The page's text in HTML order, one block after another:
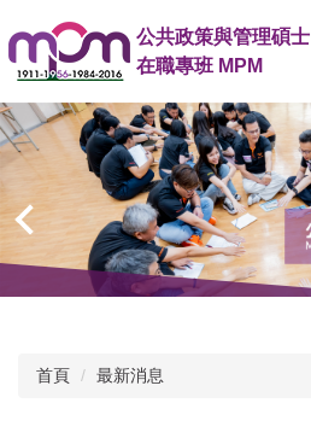
到
主
內
容
公共政策與管理碩士
在職專班 MPM
首頁 最新消息